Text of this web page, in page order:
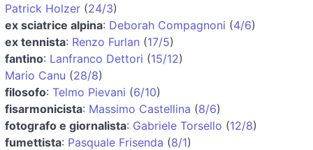
Patrick Holzer (24/3)
ex sciatrice alpina: Deborah Compagnoni (4/6)
ex tennista: Renzo Furlan (17/5)
fantino: Lanfranco Dettori (15/12)
Mario Canu (28/8)
filosofo: Telmo Pievani (6/10)
fisarmonicista: Massimo Castellina (8/6)
fotografo e giornalista: Gabriele Torsello (12/8)
fumettista: Pasquale Frisenda (8/1)